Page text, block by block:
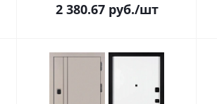
2 380.67руб./шт